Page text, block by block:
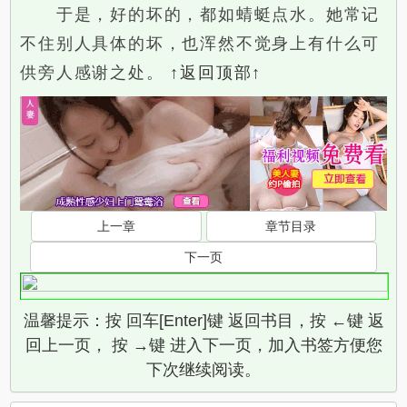
于是，好的坏的，都如蜻蜓点水。她常记
不住别人具体的坏，也浑然不觉身上有什么可
供旁人感谢之处。 ↑返回顶部↑
上一章 章节目录
下一页
温馨提示：按 回车[Enter]键 返回书目，按 ←键 返
回上一页， 按 →键 进入下一页，加入书签方便您
下次继续阅读。